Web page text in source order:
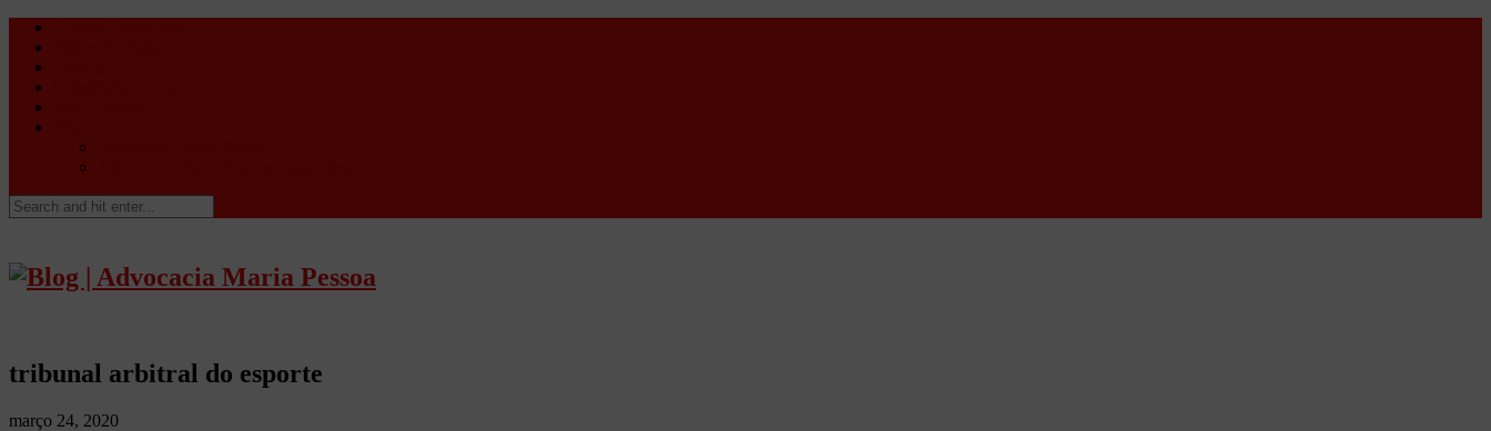
tribunal arbitral do esporte
março 24, 2020